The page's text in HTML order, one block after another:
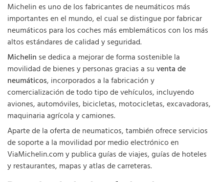
Michelin es uno de los fabricantes de neumáticos más
importantes en el mundo, el cual se distingue por fabricar
neumáticos para los coches más emblemáticos con los más
altos estándares de calidad y seguridad.
Michelin se dedica a mejorar de forma sostenible la
movilidad de bienes y personas gracias a suventa de
neumáticos, incorporados a la fabricación y
comercialización de todo tipo de vehículos, incluyendo
aviones, automóviles, bicicletas, motocicletas, excavadoras,
maquinaria agrícola y camiones.
Aparte de la oferta de neumaticos, también ofrece servicios
de soporte a la movilidad por medio electrónico en
ViaMichelin.com y publica guías de viajes, guías de hoteles
y restaurantes, mapas y atlas de carreteras.